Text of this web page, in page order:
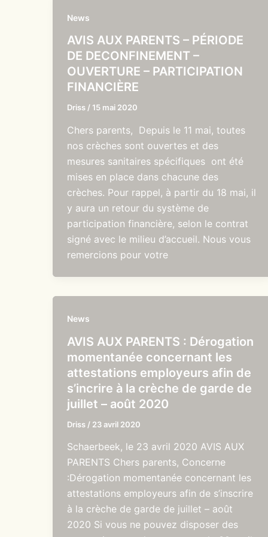
News
AVIS AUX PARENTS – PÉRIODE
DE DECONFINEMENT –
OUVERTURE – PARTICIPATION
FINANCIÈRE
Driss / 15 mai 2020
Chers parents, Depuis le 11 mai, toutes
nos crèches sont ouvertes et des
mesures sanitaires spécifiques ont été
mises en place dans chacune des
crèches. Pour rappel, à partir du 18 mai, il
y aura un retour du système de
participation financière, selon le contrat
signé avec le milieu d’accueil. Nous vous
remercions pour votre
News
AVIS AUX PARENTS : Dérogation
momentanée concernant les
attestations employeurs afin de
s’incrire à la crèche de garde de
juillet – août 2020
Driss / 23 avril 2020
Schaerbeek, le 23 avril 2020 AVIS AUX
PARENTS Chers parents, Concerne
:Dérogation momentanée concernant les
attestations employeurs afin de s’inscrire
à la crèche de garde de juillet – août
2020 Si vous ne pouvez disposer des